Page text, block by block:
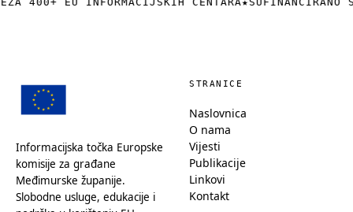
Informacijska točka Europske
komisije za građane
Međimurske županije.
Slobodne usluge, edukacije i
STRANICE
Naslovnica
O nama
Vijesti
Publikacije
Linkovi
Kontakt